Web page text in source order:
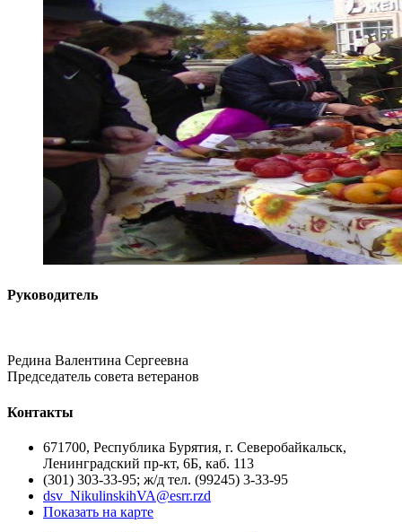
Руководитель
Редина Валентина Сергеевна
Председатель совета ветеранов
Контакты
671700, Республика Бурятия, г. Северобайкальск,
Ленинградский пр-кт, 6Б, каб. 113
(301) 303-33-95; ж/д тел. (99245) 3-33-95
dsv_NikulinskihVA@esrr.rzd
Показать на карте